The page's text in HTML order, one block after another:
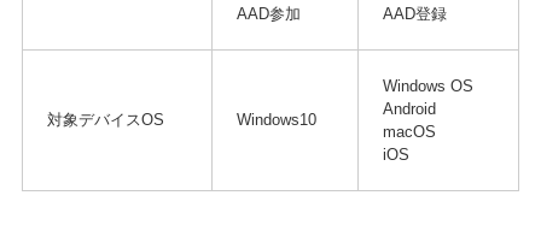
AAD参加 AAD登録
対象デバイスOS Windows10
Windows OS
Android
macOS
iOS